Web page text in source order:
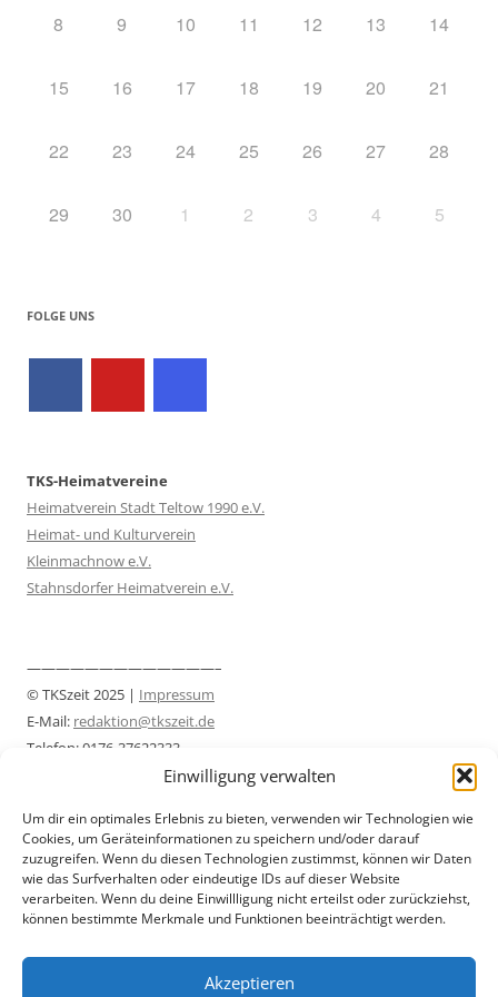
Einwilligung verwalten
Um dir ein optimales Erlebnis zu bieten, verwenden wir Technologien wie
Cookies, um Geräteinformationen zu speichern und/oder darauf
zuzugreifen. Wenn du diesen Technologien zustimmst, können wir Daten
wie das Surfverhalten oder eindeutige IDs auf dieser Website
verarbeiten. Wenn du deine Einwillligung nicht erteilst oder zurückziehst,
können bestimmte Merkmale und Funktionen beeinträchtigt werden.
Akzeptieren
8 9 10 11 12 13 14
15 16 17 18 19 20 21
22 23 24 25 26 27 28
29 30 1 2 3 4 5
FOLGE UNS
TKS-Heimatvereine
Heimatverein Stadt Teltow 1990 e.V.
Heimat- und Kulturverein
Kleinmachnow e.V.
Stahnsdorfer Heimatverein e.V.
—————————————–
© TKSzeit 2025 | Impressum
E-Mail: redaktion@tkszeit.de
Telefon: 0176-37622333
Datenschutzerklärung